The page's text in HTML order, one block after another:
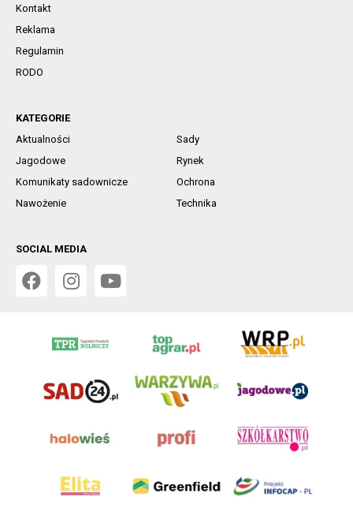
Kontakt
Reklama
Regulamin
RODO
KATEGORIE
Aktualności
Sady
Jagodowe
Rynek
Komunikaty sadownicze
Ochrona
Nawożenie
Technika
SOCIAL MEDIA